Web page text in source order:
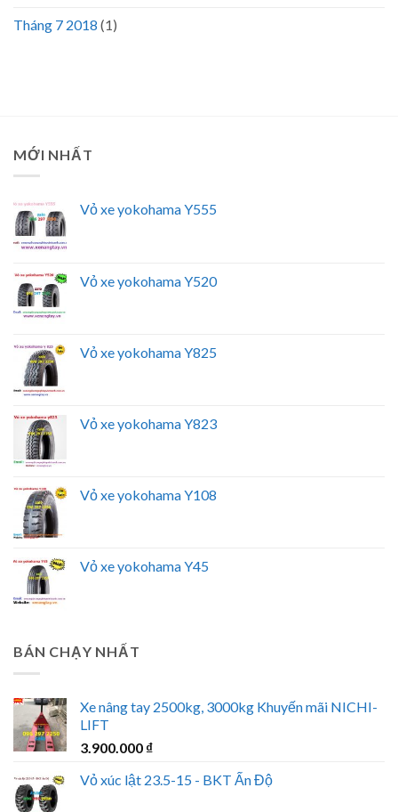
Tháng 7 2018 (1)
MỚI NHẤT
Vỏ xe yokohama Y555
Vỏ xe yokohama Y520
Vỏ xe yokohama Y825
Vỏ xe yokohama Y823
Vỏ xe yokohama Y108
Vỏ xe yokohama Y45
BÁN CHẠY NHẤT
Xe nâng tay 2500kg, 3000kg Khuyến mãi NICHI-
LIFT
3.900.000 ₫
Vỏ xúc lật 23.5-15 - BKT Ấn Độ